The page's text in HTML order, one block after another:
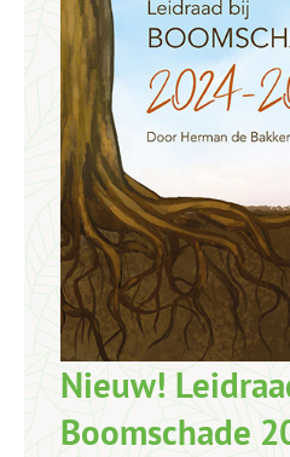
Nieuw!
Boomschade